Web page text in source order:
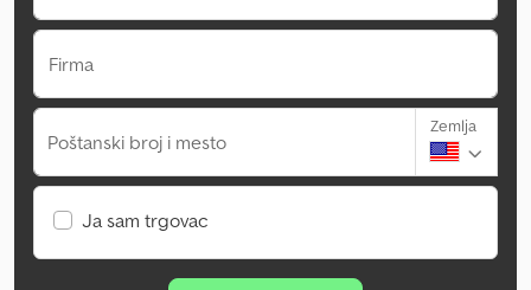
Firma
Poštanski broj i mesto
Zemlja
Ja sam trgovac